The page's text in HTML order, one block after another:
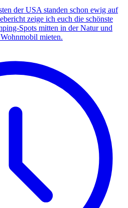
der USA standen schon ewig auf
zeige ich euch die schönste
Spots mitten in der Natur und
mieten.